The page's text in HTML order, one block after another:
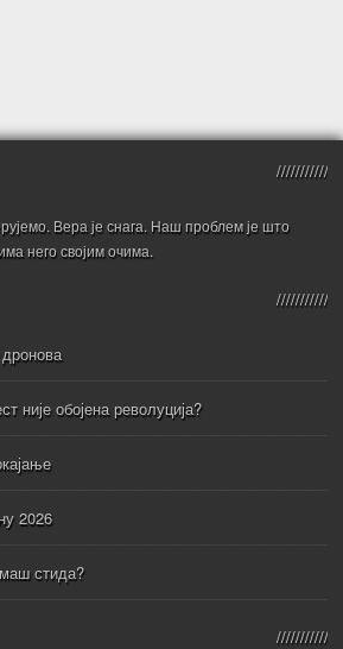
Вера је снага. Наш проблем је што
него својим очима.
није обојена револуција?
2026
стида?